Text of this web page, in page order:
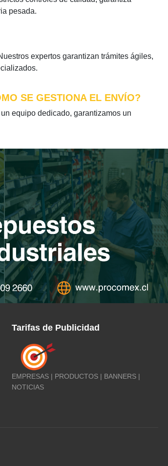
pesada.
expertos garantizan trámites ágiles,
SE GESTIONA EL ENVÍO?
equipo dedicado, garantizamos un
Tarifas de Publicidad
EMPRESAS | PRODUCTOS | BANNERS |
NOTICIAS